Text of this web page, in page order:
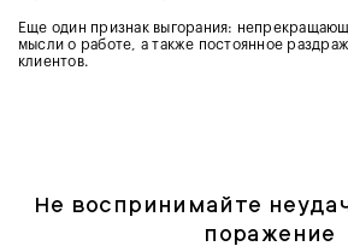
Еще один признак выгорания:
мысли о работе, а также постоянное
клиентов.
Не воспринимайте
поражение